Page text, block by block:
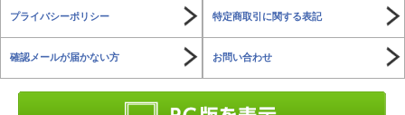
プライバシーポリシー 特定商取引に関する表記
確認メールが届かない方 お問い合わせ